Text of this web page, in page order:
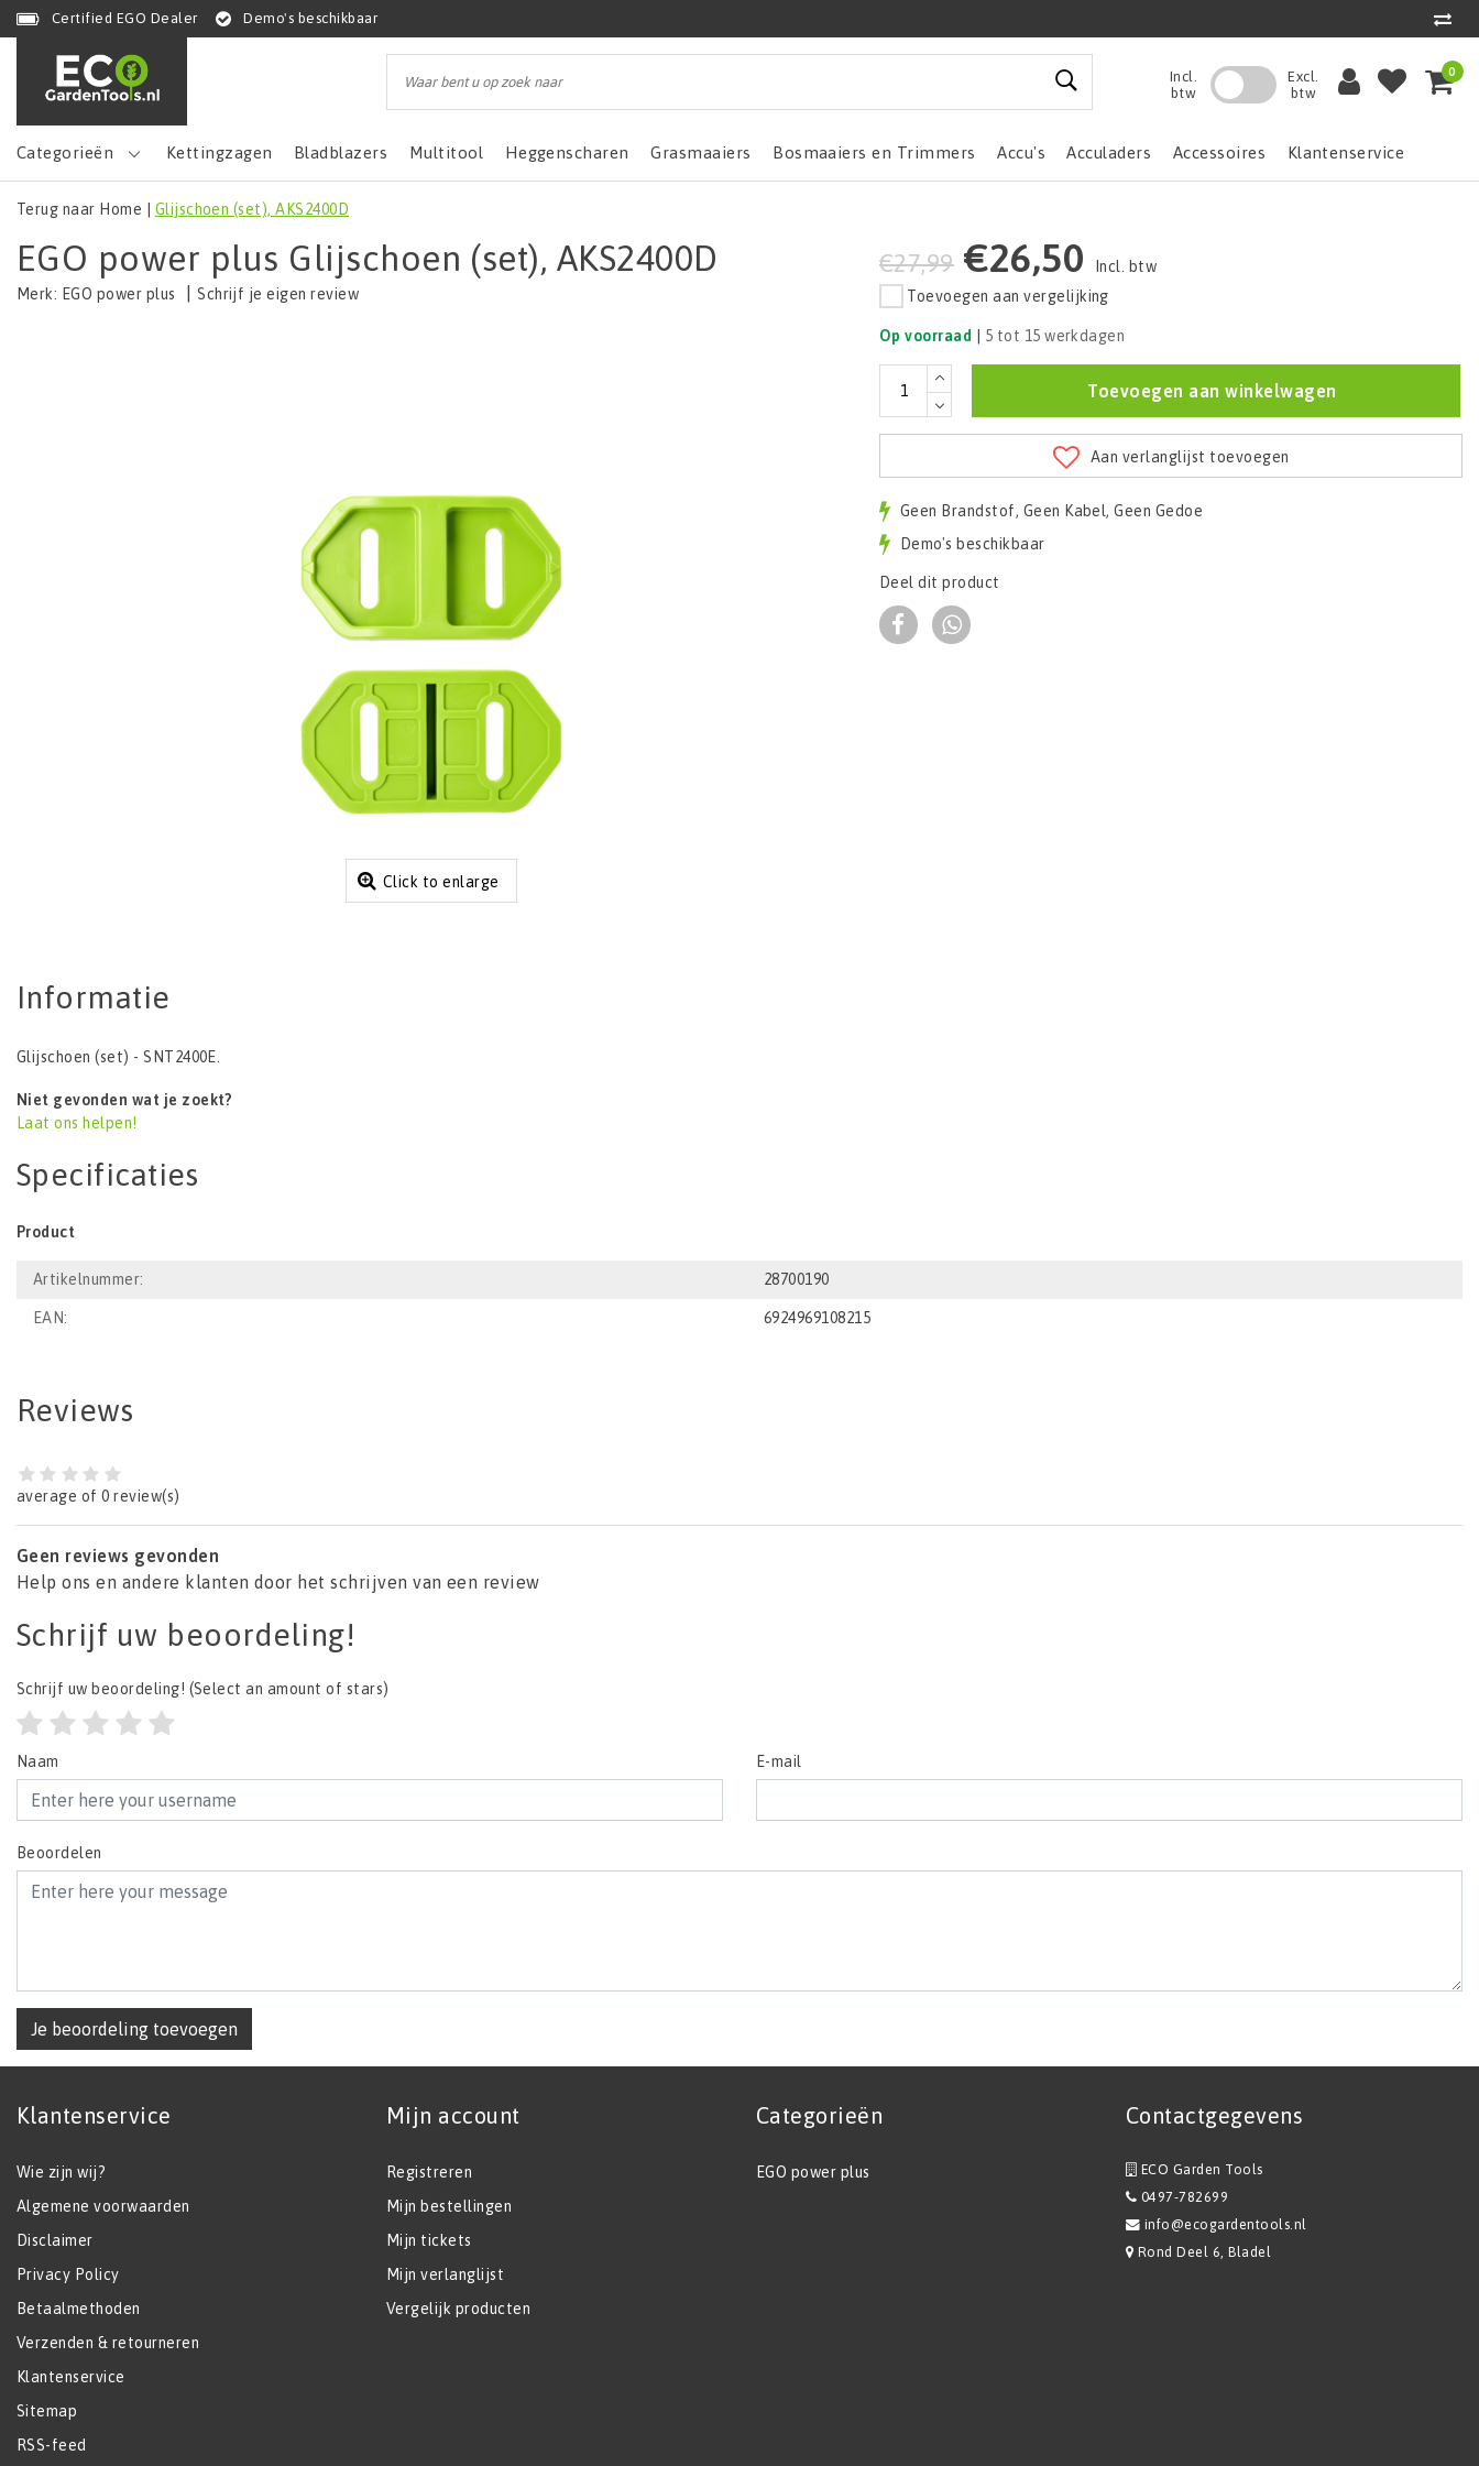
Certified EGO Dealer Demo's beschikbaar
Incl.
btw
Excl.
btw
0
Categorieën Kettingzagen Bladblazers Multitool Heggenscharen Grasmaaiers Bosmaaiers en Trimmers Accu's Acculaders Accessoires Klantenservice
Terug naar Home Glijschoen (set), AKS2400D
EGO power plus Glijschoen (set), AKS2400D
Merk: EGO power plus |Schrijf je eigen review
Click to enlarge
€27,99 €26,50
Incl. btw
Toevoegen aan vergelijking
Op voorraad 5 tot 15 werkdagen
Toevoegen aan winkelwagen
Aan verlanglijst toevoegen
Geen Brandstof, Geen Kabel, Geen Gedoe
Demo's beschikbaar
Deel dit product
Informatie
Glijschoen (set) - SNT2400E.
Niet gevonden wat je zoekt?
Laat ons helpen!
Specificaties
Product
Artikelnummer: 28700190
EAN: 6924969108215
Reviews
average of 0 review(s)
Geen reviews gevonden
Help ons en andere klanten door het schrijven van een review
Schrijf uw beoordeling!
Schrijf uw beoordeling! (Select an amount of stars)
Naam E-mail
Beoordelen
Je beoordeling toevoegen
Klantenservice
Wie zijn wij?
Algemene voorwaarden
Disclaimer
Privacy Policy
Betaalmethoden
Verzenden & retourneren
Klantenservice
Sitemap
RSS-feed
Mijn account
Registreren
Mijn bestellingen
Mijn tickets
Mijn verlanglijst
Vergelijk producten
Categorieën
EGO power plus
Contactgegevens
ECO Garden Tools
0497-782699
info@ecogardentools.nl
Rond Deel 6, Bladel